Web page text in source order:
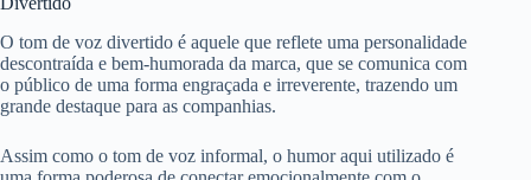
O tom de voz divertido é aquele que reflete uma personalidade
descontraída e bem-humorada da marca, que se comunica com
o público de uma forma engraçada e irreverente, trazendo um
grande destaque para as companhias.
Assim como o tom de voz informal, o humor aqui utilizado é